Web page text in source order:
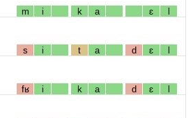
m i k a ɛ l
s i t a d ɛ l
fʁ i k a d ɛ l